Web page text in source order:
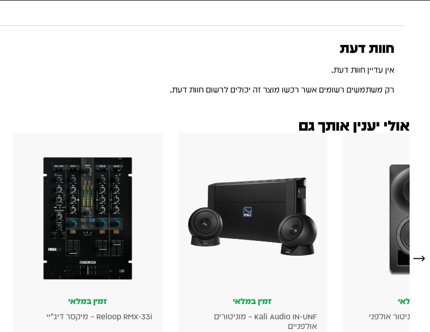
חוות דעת
אין עדיין חוות דעת.
רק משתמשים רשומים אשר רכשו מוצר זה יכולים לרשום חוות דעת.
אולי יענין אותך גם
זמין במלאי
Kali Audio IN-UNF – מוניטורים
זמין במלאי
Reloop RMX-33i – מיקסר דיג׳יי
Teenage Engineering EP-136 K.O.